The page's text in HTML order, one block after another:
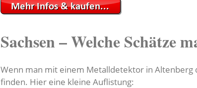
Sachsen – Welche Schätze
Wenn man mit einem Metalldetektor in Altenberg
finden. Hier eine kleine Auflistung: